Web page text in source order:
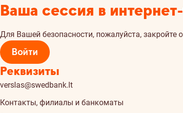
Ваша сессия в
Для Вашей безопасности, пожалуйста, закройте
Войти
Реквизиты
verslas@swedbank.lt
Контакты, филиалы и банкоматы